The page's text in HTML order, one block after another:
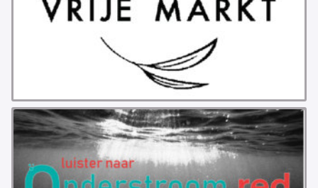
BASTION BASTARDS
DE CRISIS VOORBIJ
FREE JOCK PALFREEMAN
BUITEN DE ORDE